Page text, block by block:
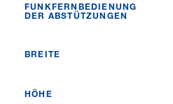
FUNKFERNBEDIENUNG
DER ABSTÜTZUNGEN
BREITE
HÖHE